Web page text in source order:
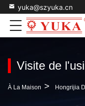
yuka@szyuka.cn
Visite de
À La Maison > Hongrijia Depurate